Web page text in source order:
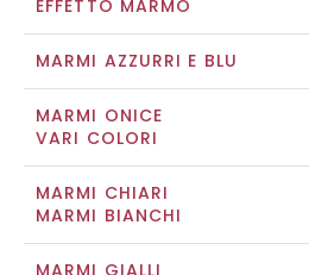
EFFETTO MARMO
MARMI AZZURRI E BLU
MARMI ONICE
VARI COLORI
MARMI CHIARI
MARMI BIANCHI
MARMI GIALLI